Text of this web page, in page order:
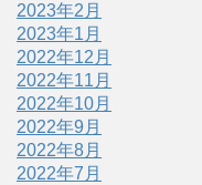
2023年2月
2023年1月
2022年12月
2022年11月
2022年10月
2022年9月
2022年8月
2022年7月